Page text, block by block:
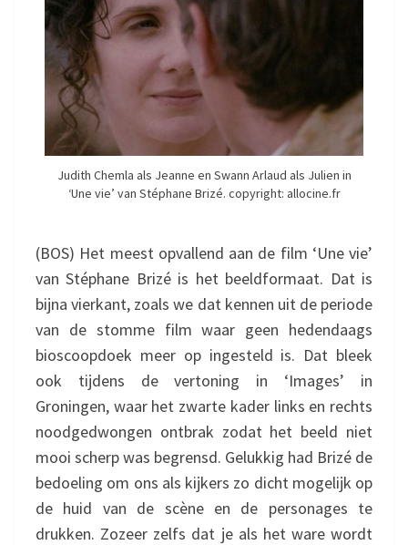
Judith Chemla als Jeanne en Swann Arlaud als Julien in
‘Une vie’ van Stéphane Brizé. copyright: allocine.fr
(BOS) Het meest opvallend aan de film ‘Une vie’
van Stéphane Brizé is het beeldformaat. Dat is
bijna vierkant, zoals we dat kennen uit de periode
van de stomme film waar geen hedendaags
bioscoopdoek meer op ingesteld is. Dat bleek
ook tijdens de vertoning in ‘Images’ in
Groningen, waar het zwarte kader links en rechts
noodgedwongen ontbrak zodat het beeld niet
mooi scherp was begrensd. Gelukkig had Brizé de
bedoeling om ons als kijkers zo dicht mogelijk op
de huid van de scène en de personages te
drukken. Zozeer zelfs dat je als het ware wordt